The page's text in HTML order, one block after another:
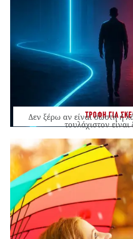
ΤΡΟΦΗ ΓΙΑ
Δεν ξέρω αν είναι σωστή ή
τουλάχιστον